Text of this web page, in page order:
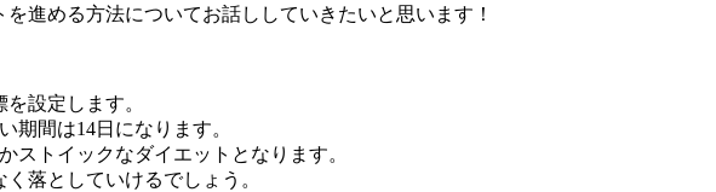
進める方法についてお話ししていきたいと思います！
設定します。
期間は14日になります。
ストイックなダイエットとなります。
落としていけるでしょう。